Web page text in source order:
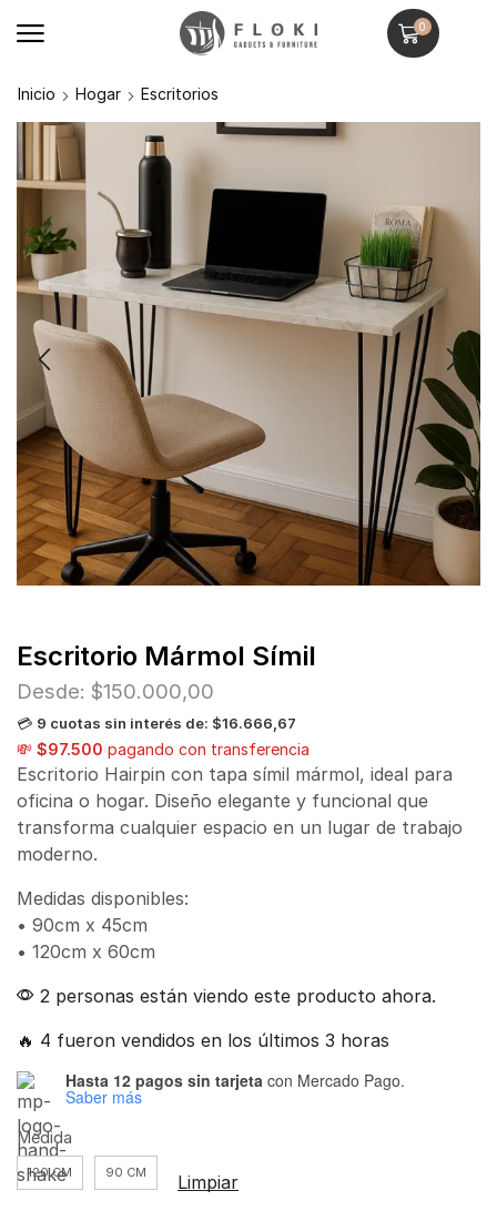
0
Inicio Hogar Escritorios
Escritorio Mármol Símil
Desde: $150.000,00
💳 9 cuotas sin interés de: $16.666,67
💸 $97.500 pagando con transferencia
Escritorio Hairpin con tapa símil mármol, ideal para
oficina o hogar. Diseño elegante y funcional que
transforma cualquier espacio en un lugar de trabajo
moderno.
Medidas disponibles:
• 90cm x 45cm
• 120cm x 60cm
2 personas están viendo este producto ahora.
🔥 4 fueron vendidos en los últimos 3 horas
Hasta 12 pagos sin tarjeta con Mercado Pago.
Saber más
Medida
120 CM 90 CM Limpiar